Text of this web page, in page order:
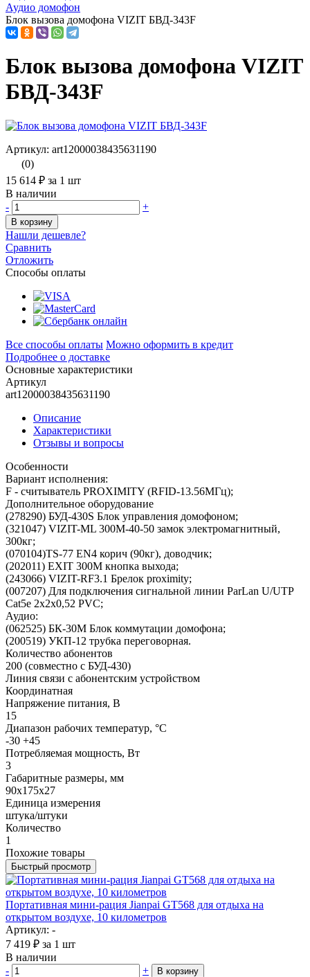
Аудио домофон
Блок вызова домофона VIZIT БВД-343F
Блок вызова домофона VIZIT
БВД-343F
Артикул: art12000038435631190
(0)
15 614 ₽ за 1 шт
В наличии
-
+
В корзину
Нашли дешевле?
Сравнить
Отложить
Способы оплаты
Все способы оплаты Можно оформить в кредит
Подробнее о доставке
Основные характеристики
Артикул
art12000038435631190
Описание
Характеристики
Отзывы и вопросы
Особенности
Вариант исполнения:
F - считыватель PROXIMITY (RFID-13.56МГц);
Дополнительное оборудование
(278290) БУД-430S Блок управления домофоном;
(321047) VIZIT-ML 300М-40-50 замок электромагнитный,
300кг;
(070104)TS-77 EN4 корич (90кг), доводчик;
(202011) EXIT 300М кнопка выхода;
(243066) VIZIT-RF3.1 Брелок proximity;
(007207) Для подключения сигнальной линии ParLan U/UTP
Cat5e 2х2х0,52 PVC;
Аудио:
(062525) БК-30М Блок коммутации домофона;
(200519) УКП-12 трубка переговорная.
Количество абонентов
200 (совместно с БУД-430)
Линия связи с абонентским устройством
Координатная
Напряжение питания, В
15
Диапазон рабочих температур, °С
-30 +45
Потребляемая мощность, Вт
3
Габаритные размеры, мм
90х175х27
Единица измерения
штука/штуки
Количество
1
Похожие товары
Быстрый просмотр
Портативная мини-рация Jianpai GT568 для отдыха на
открытом воздухе, 10 километров
Артикул: -
7 419 ₽ за 1 шт
В наличии
-
+
В корзину